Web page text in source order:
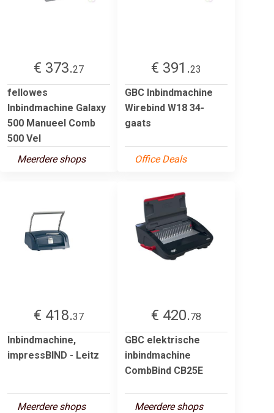
€ 373.27
fellowes
Inbindmachine Galaxy
500 Manueel Comb
500 Vel
Meerdere shops
€ 391.23
GBC Inbindmachine
Wirebind W18 34-
gaats
Office Deals
€ 418.37
Inbindmachine,
impressBIND - Leitz
Meerdere shops
€ 420.78
GBC elektrische
inbindmachine
CombBind CB25E
Meerdere shops